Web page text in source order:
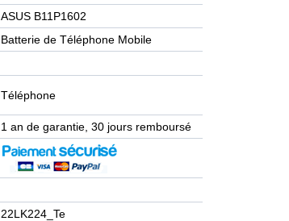
ASUS B11P1602
Batterie de Téléphone Mobile
Téléphone
1 an de garantie, 30 jours remboursé
22LK224_Te